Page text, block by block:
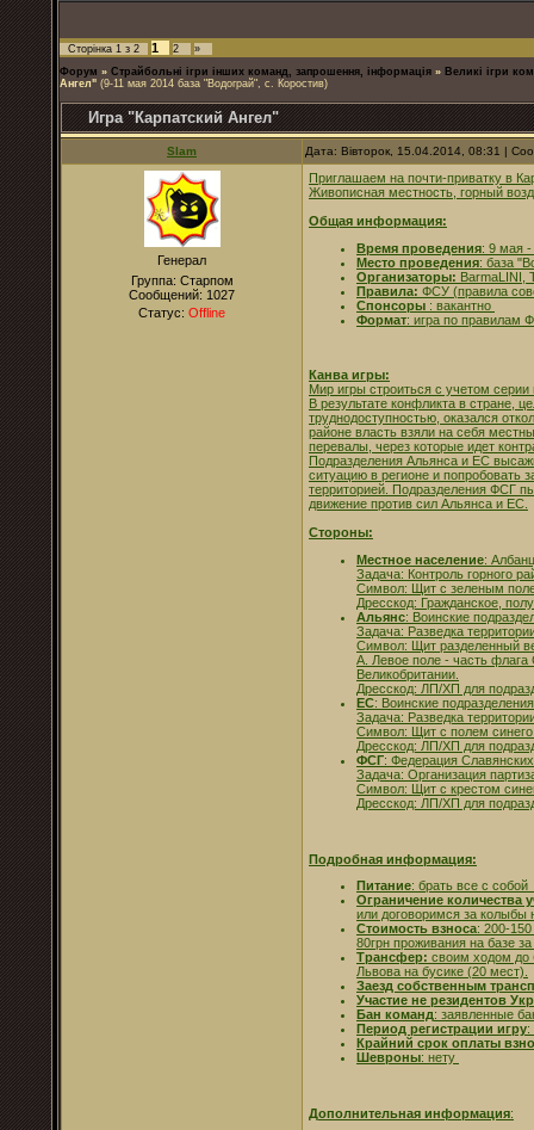
Сторінка 1 з 2 1 2
»
Форум » Страйбольні ігри інших команд, запрошення, інформація » Великі ігри
Ангел" (9-11 мая 2014 база "Водограй", с. Коростив)
Игра "Карпатский Ангел"
Slam Дата: Вівторок, 15.04.2014, 08:31 |
Генерал
Группа: Старпом
Сообщений: 1027
Статус: Offline
Приглашаем на почти-приватку в
Живописная местность, горный
Общая информация:
Время проведения: 9 мая
Место проведения: база
Организаторы: BarmaLINI,
Правила: ФСУ (правила
Спонсоры : вакантно
Формат: игра по правилам
Канва игры:
Мир игры строиться с учетом серии
В результате конфликта в стране,
труднодоступностью, оказался
районе власть взяли на себя
перевалы, через которые идет
Подразделения Альянса и ЕС
ситуацию в регионе и попробовать
территорией. Подразделения ФСГ
движение против сил Альянса и ЕС.
Стороны:
Местное население:
Задача: Контроль горного
Символ: Щит с зеленым
Дресскод: Гражданское,
Альянс: Воинские
Задача: Разведка
Символ: Щит разделенный
А. Левое поле - часть
Великобритании.
Дресскод: ЛП/ХП для
ЕС: Воинские
Задача: Разведка
Символ: Щит с полем синего
Дресскод: ЛП/ХП для
ФСГ: Федерация
Задача: Организация
Символ: Щит с крестом
Дресскод: ЛП/ХП для
Подробная информация:
Питание: брать все с собой
Ограничение количества
или договоримся за колыбы
Стоимость взноса: 200-
80грн проживания на базе
Трансфер: своим ходом до
Львова на бусике (20 мест).
Заезд собственным
Участие не резидентов
Бан команд: заявленные
Период регистрации игру:
Крайний срок оплаты
Шевроны: нету
Дополнительная информация: